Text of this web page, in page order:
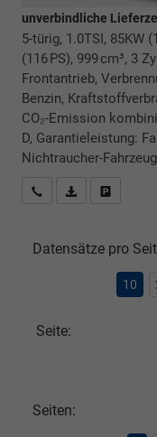
unverbindliche
5-türig, 1.0TSI, 85KW
(116 PS), 999 cm³, 3
Frontantrieb,
Benzin,
CO₂-Emission
D, Garantieleistung:
Nichtraucher-
Rückrufbitte absenden
PDF-Datei,
Datensätze pro
10
Seite:
Seiten: